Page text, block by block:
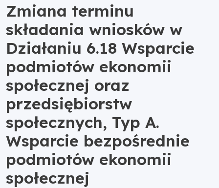
Zmiana terminu
składania wniosków w
Działaniu 6.18 Wsparcie
podmiotów ekonomii
społecznej oraz
przedsiębiorstw
społecznych, Typ A.
Wsparcie bezpośrednie
podmiotów ekonomii
społecznej